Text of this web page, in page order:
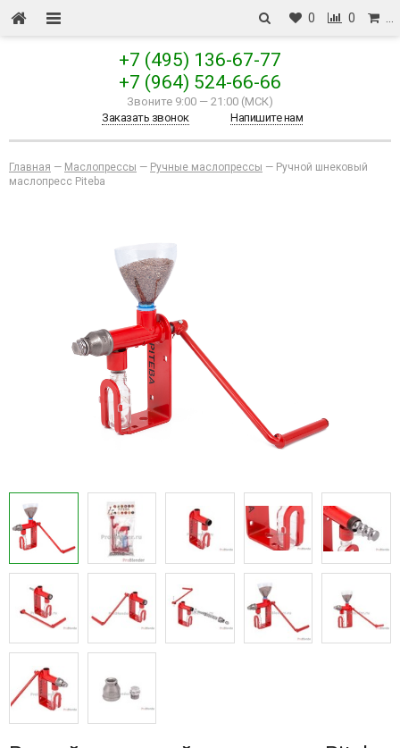
0 0
+7 (495) 136-67-77
+7 (964) 524-66-66
Звоните 9:00 — 21:00 (МСК)
Заказать звонок
Напишите нам
Главная — Маслопрессы — Ручные маслопрессы — Ручной шнековый
маслопресс Piteba